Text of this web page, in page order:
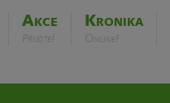
Akce
Přijďte!
Kronika
Online!